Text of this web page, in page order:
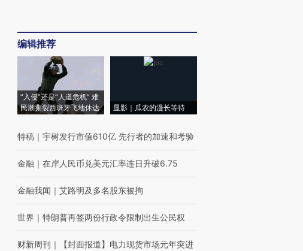
编辑推荐
“入侵”还是“人道危机” 难
民潮撕裂西班牙飞地休达
显影｜瓜农的漫长等待
特稿 ｜ 宇树发行市值610亿 先行者的加速和考验
金融 ｜ 在岸人民币兑美元汇率连日升破6.75
金融我闻 ｜ 艾路明及多名股东被拘
世界 ｜ 特朗普再签两份行政令限制出生公民权
财新周刊 ｜ 【封面报道】电力现货市场元年突进